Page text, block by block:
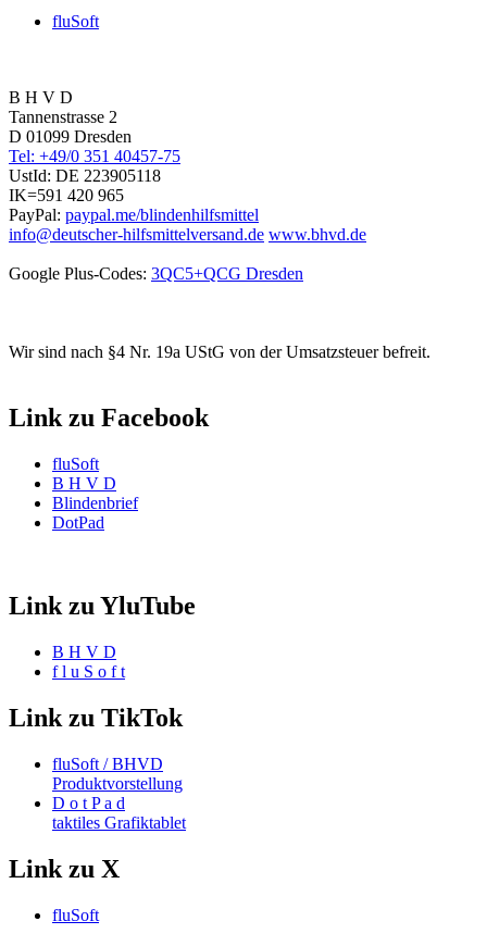
fluSoft
B H V D
Tannenstrasse 2
D 01099 Dresden
Tel: +49/0 351 40457-75
UstId: DE 223905118
IK=591 420 965
PayPal: paypal.me/blindenhilfsmittel
info@deutscher-hilfsmittelversand.de www.bhvd.de
Google Plus-Codes: 3QC5+QCG Dresden
Wir sind nach §4 Nr. 19a UStG von der Umsatzsteuer befreit.
Link zu Facebook
fluSoft
B H V D
Blindenbrief
DotPad
Link zu YluTube
B H V D
f l u S o f t
Link zu TikTok
fluSoft / BHVD
Produktvorstellung
D o t P a d
taktiles Grafiktablet
Link zu X
fluSoft